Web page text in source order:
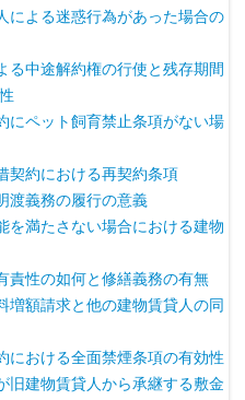
による迷惑行為があった場合の
る中途解約権の行使と残存期間
にペット飼育禁止条項がない場
契約における再契約条項
渡義務の履行の意義
を満たさない場合における建物
責性の如何と修繕義務の有無
増額請求と他の建物賃貸人の同
における全面禁煙条項の有効性
旧建物賃貸人から承継する敷金